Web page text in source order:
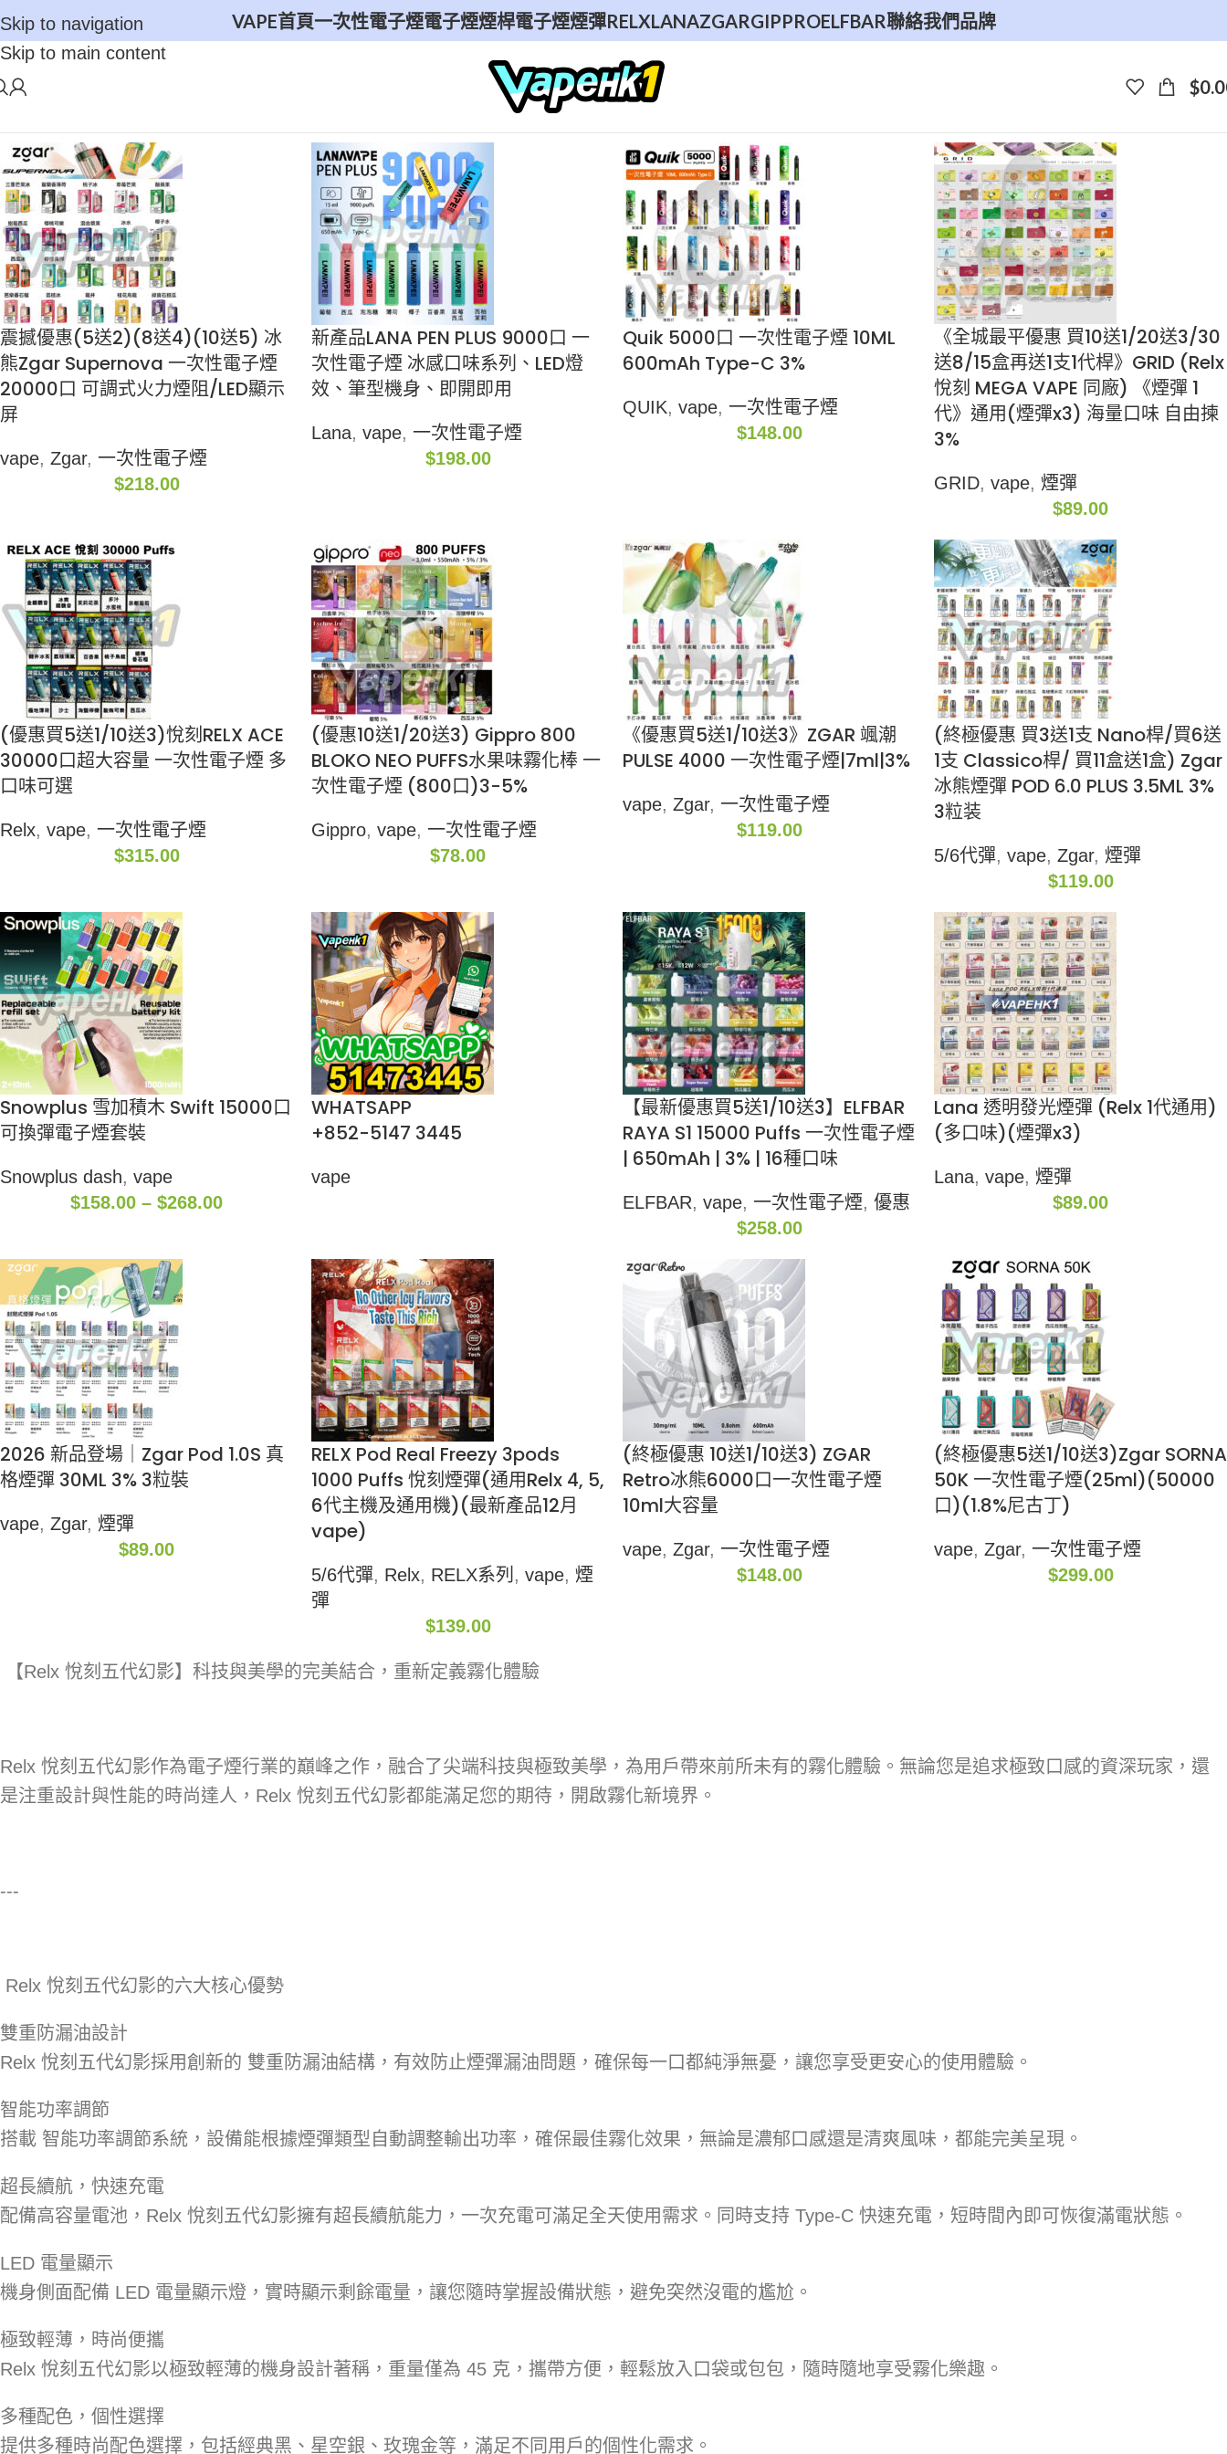
Skip to navigation
Skip to main content
VAPE首頁一次性電子煙電子煙煙桿電子煙煙彈RELXLANAZGARGIPPROELFBAR聯絡我們品牌
$
震撼優惠(5送2)(8送4)(10送5) 冰
熊Zgar Supernova 一次性電子煙
20000口 可調式火力煙阻/LED顯示
屏
vape, Zgar, 一次性電子煙
$218.00
新產品LANA PEN PLUS 9000口 一
次性電子煙 冰感口味系列、LED燈
效、筆型機身、即開即用
Lana, vape, 一次性電子煙
$198.00
Quik 5000口 一次性電子煙 10ML
600mAh Type-C 3%
QUIK, vape, 一次性電子煙
$148.00
《全城最平優惠 買10送1/20送3/30
送8/15盒再送1支1代桿》GRID (Relx
悅刻 MEGA VAPE 同廠) 《煙彈 1
代》通用(煙彈x3) 海量口味 自由揀
3%
GRID, vape, 煙彈
$89.00
(優惠買5送1/10送3)悅刻RELX ACE
30000口超大容量 一次性電子煙 多
口味可選
Relx, vape, 一次性電子煙
$315.00
(優惠10送1/20送3) Gippro 800
BLOKO NEO PUFFS水果味霧化棒 一
次性電子煙 (800口)3-5%
Gippro, vape, 一次性電子煙
$78.00
《優惠買5送1/10送3》ZGAR 颯潮
PULSE 4000 一次性電子煙|7ml|3%
vape, Zgar, 一次性電子煙
$119.00
(終極優惠 買3送1支 Nano桿/買6送
1支 Classico桿/ 買11盒送1盒) Zgar
冰熊煙彈 POD 6.0 PLUS 3.5ML 3%
3粒装
5/6代彈, vape, Zgar, 煙彈
$119.00
Snowplus 雪加積木 Swift 15000口
可換彈電子煙套裝
Snowplus dash, vape
$158.00 – $268.00
WHATSAPP
+852-5147 3445
vape
【最新優惠買5送1/10送3】ELFBAR
RAYA S1 15000 Puffs 一次性電子煙
| 650mAh | 3% | 16種口味
ELFBAR, vape, 一次性電子煙, 優惠
$258.00
Lana 透明發光煙彈 (Relx 1代通用)
(多口味)(煙彈x3)
Lana, vape, 煙彈
$89.00
2026 新品登場｜Zgar Pod 1.0S 真
格煙彈 30ML 3% 3粒裝
vape, Zgar, 煙彈
$89.00
RELX Pod Real Freezy 3pods
1000 Puffs 悅刻煙彈(通用Relx 4, 5,
6代主機及通用機)(最新產品12月
vape)
5/6代彈, Relx, RELX系列 , vape, 煙
彈
$139.00
(終極優惠 10送1/10送3) ZGAR
Retro冰熊6000口一次性電子煙
10ml大容量
vape, Zgar, 一次性電子煙
$148.00
(終極優惠5送1/10送3)Zgar SORNA
50K 一次性電子煙(25ml)(50000
口)(1.8%尼古丁)
vape, Zgar, 一次性電子煙
$299.00
【Relx 悅刻五代幻影】科技與美學的完美結合，重新定義霧化體驗
Relx 悅刻五代幻影作為電子煙行業的巔峰之作，融合了尖端科技與極致美學，為用戶帶來前所未有的霧化體驗。無論您是追求極致口感的資深玩家，還
是注重設計與性能的時尚達人，Relx 悅刻五代幻影都能滿足您的期待，開啟霧化新境界。
---
Relx 悅刻五代幻影的六大核心優勢
雙重防漏油設計
Relx 悅刻五代幻影採用創新的 雙重防漏油結構，有效防止煙彈漏油問題，確保每一口都純淨無憂，讓您享受更安心的使用體驗。
智能功率調節
搭載 智能功率調節系統，設備能根據煙彈類型自動調整輸出功率，確保最佳霧化效果，無論是濃郁口感還是清爽風味，都能完美呈現。
超長續航，快速充電
配備高容量電池，Relx 悅刻五代幻影擁有超長續航能力，一次充電可滿足全天使用需求。同時支持 Type-C 快速充電，短時間內即可恢復滿電狀態。
LED 電量顯示
機身側面配備 LED 電量顯示燈，實時顯示剩餘電量，讓您隨時掌握設備狀態，避免突然沒電的尷尬。
極致輕薄，時尚便攜
Relx 悅刻五代幻影以極致輕薄的機身設計著稱，重量僅為 45 克，攜帶方便，輕鬆放入口袋或包包，隨時隨地享受霧化樂趣。
多種配色，個性選擇
提供多種時尚配色選擇，包括經典黑、星空銀、玫瑰金等，滿足不同用戶的個性化需求。